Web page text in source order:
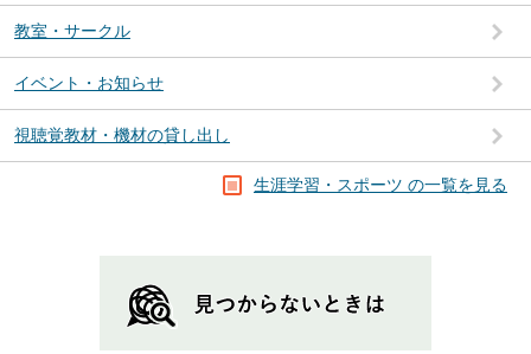
教室・サークル
イベント・お知らせ
視聴覚教材・機材の貸し出し
生涯学習・スポーツ の一覧を見る